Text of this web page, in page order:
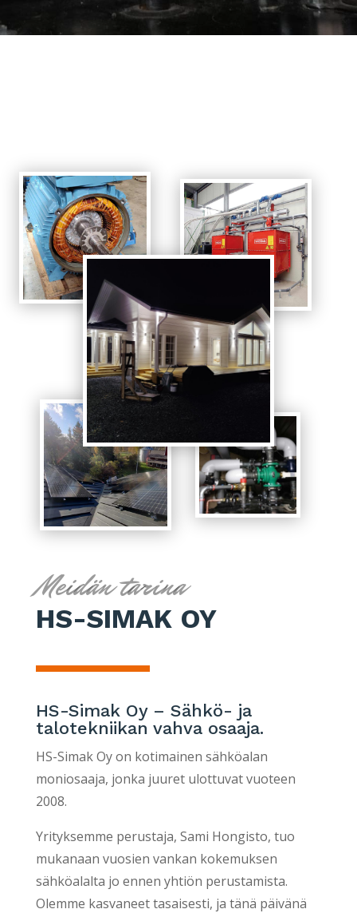
Meidän tarina
HS-SIMAK OY
HS-Simak Oy – Sähkö- ja
talotekniikan vahva osaaja.
HS-Simak Oy on kotimainen sähköalan
moniosaaja, jonka juuret ulottuvat vuoteen
2008.
Yrityksemme perustaja, Sami Hongisto, tuo
mukanaan vuosien vankan kokemuksen
sähköalalta jo ennen yhtiön perustamista.
Olemme kasvaneet tasaisesti, ja tänä päivänä